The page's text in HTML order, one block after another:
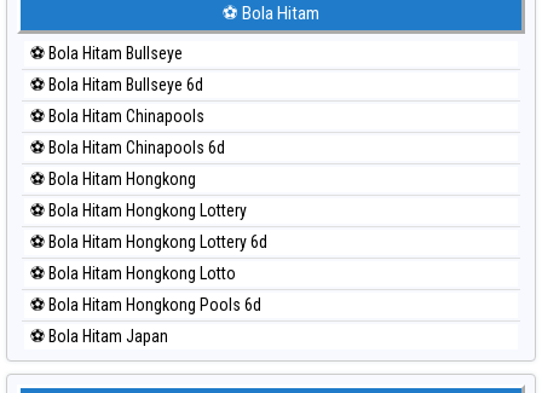
⚽ Bola Merah Kuda Lari
⚽ Bola Merah Magnum Cambodia
⚽ Bola Merah Nagoya
⚽ Bola Merah North Carolina Day
⚽ Bola Merah Pcso
⚽ Bola Merah Sao Paulo
⚽ Bola Merah Singapore
⚽ Bola Merah Sydney
⚽ Bola Merah Sydney Lottery
⚽ Bola Merah Sydney Lottery 6d
⚽ Bola Merah Sydney Lotto
⚽ Bola Merah Sydney Pools 6d
⚽ Bola Hitam
⚽ Bola Hitam Bullseye
⚽ Bola Hitam Bullseye 6d
⚽ Bola Hitam Chinapools
⚽ Bola Hitam Chinapools 6d
⚽ Bola Hitam Hongkong
⚽ Bola Hitam Hongkong Lottery
⚽ Bola Hitam Hongkong Lottery 6d
⚽ Bola Hitam Hongkong Lotto
⚽ Bola Hitam Hongkong Pools 6d
⚽ Bola Hitam Japan
⚽ Bola Hitam Japan 6d